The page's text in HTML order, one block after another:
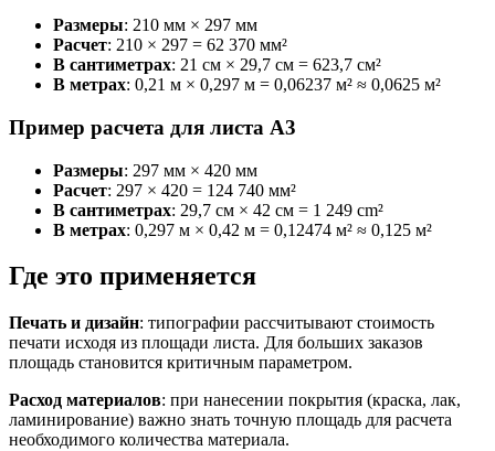
Размеры: 210 мм × 297 мм
Расчет: 210 × 297 = 62 370 мм²
В сантиметрах: 21 см × 29,7 см = 623,7 см²
В метрах: 0,21 м × 0,297 м = 0,06237 м² ≈ 0,0625 м²
Пример расчета для листа A3
Размеры: 297 мм × 420 мм
Расчет: 297 × 420 = 124 740 мм²
В сантиметрах: 29,7 см × 42 см = 1 249 cm²
В метрах: 0,297 м × 0,42 м = 0,12474 м² ≈ 0,125 м²
Где это применяется
Печать и дизайн: типографии рассчитывают стоимость
печати исходя из площади листа. Для больших заказов
площадь становится критичным параметром.
Расход материалов: при нанесении покрытия (краска, лак,
ламинирование) важно знать точную площадь для расчета
необходимого количества материала.